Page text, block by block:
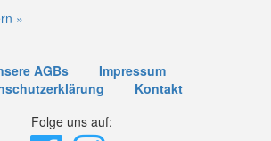
»
AGBs
Impressum
Kontakt
Folge uns auf: